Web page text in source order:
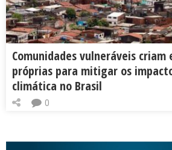
Comunidades vulneráveis
próprias para mitigar os
climática no Brasil
0